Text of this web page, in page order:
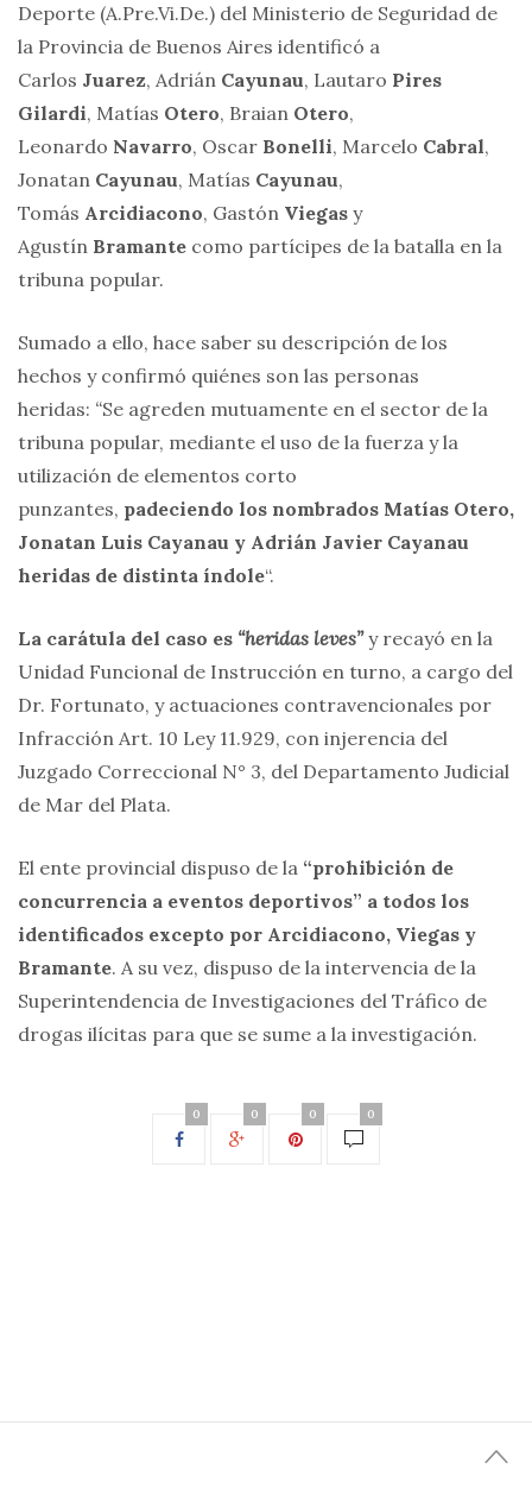
Deporte (A.Pre.Vi.De.) del Ministerio de Seguridad de
la Provincia de Buenos Aires identificó a
Carlos Juarez, Adrián Cayunau, Lautaro Pires
Gilardi, Matías Otero, Braian Otero,
Leonardo Navarro, Oscar Bonelli, Marcelo Cabral,
Jonatan Cayunau, Matías Cayunau,
Tomás Arcidiacono, Gastón Viegas y
Agustín Bramante como partícipes de la batalla en la
tribuna popular.
Sumado a ello, hace saber su descripción de los
hechos y confirmó quiénes son las personas
heridas: “Se agreden mutuamente en el sector de la
tribuna popular, mediante el uso de la fuerza y la
utilización de elementos corto
punzantes, padeciendo los nombrados Matías Otero,
Jonatan Luis Cayanau y Adrián Javier Cayanau
heridas de distinta índole“.
La carátula del caso es “heridas leves”y recayó en la
Unidad Funcional de Instrucción en turno, a cargo del
Dr. Fortunato, y actuaciones contravencionales por
Infracción Art. 10 Ley 11.929, con injerencia del
Juzgado Correccional N° 3, del Departamento Judicial
de Mar del Plata.
El ente provincial dispuso de la “prohibición de
concurrencia a eventos deportivos” a todos los
identificados excepto por Arcidiacono, Viegas y
Bramante. A su vez, dispuso de la intervencia de la
Superintendencia de Investigaciones del Tráfico de
drogas ilícitas para que se sume a la investigación.
0 0 0 0